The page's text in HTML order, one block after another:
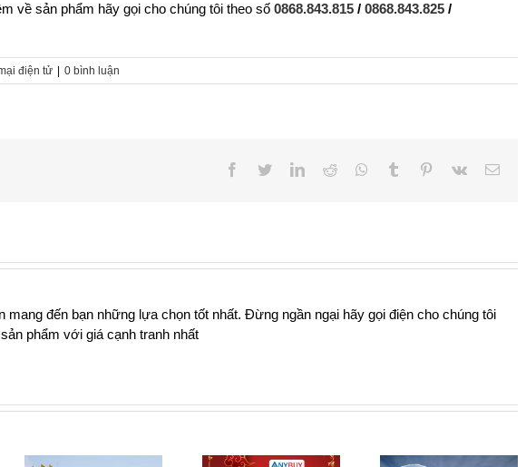
về sản phẩm hãy gọi cho chúng tôi theo số 0868.843.815 / 0868.843.825 /
điện tử 0 bình luận
Facebook
TwitterLinkedIn
Reddit Whatsapp
Tumblr Pinterest
Vk Email
đến bạn những lựa chọn tốt nhất. Đừng ngần ngại hãy gọi điện cho chúng tôi
phẩm với giá cạnh tranh nhất